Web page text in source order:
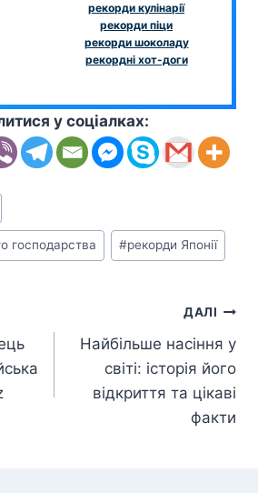
рекорди кулінарії
рекорди піци
рекорди шоколаду
рекордні хот-доги
у соціалках:
господарства #рекорди Японії
ДАЛІ
Найбільше насіння у
світі: історія його
відкриття та цікаві
факти